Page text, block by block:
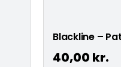
Blackline –
40,00 kr.